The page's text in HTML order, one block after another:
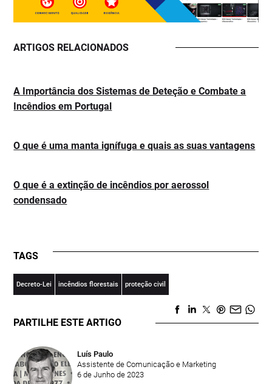
ARTIGOS RELACIONADOS
A Importância dos Sistemas de Deteção e Combate a
Incêndios em Portugal
O que é uma manta ignífuga e quais as suas vantagens
O que é a extinção de incêndios por aerossol
condensado
TAGS
Decreto-Lei incêndios florestais proteção civil
PARTILHE ESTE ARTIGO
Luís Paulo
Assistente de Comunicação e Marketing
6 de Junho de 2023